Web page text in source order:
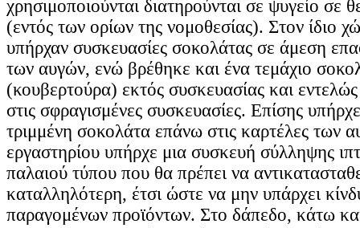
χρησιμοποιούνται διατηρούνται σε ψυγείο σε
(εντός των ορίων της νομοθεσίας). Στον ίδιο
υπήρχαν συσκευασίες σοκολάτας σε άμεση
των αυγών, ενώ βρέθηκε και ένα τεμάχιο
(κουβερτούρα) εκτός συσκευασίας και
στις σφραγισμένες συσκευασίες. Επίσης
τριμμένη σοκολάτα επάνω στις καρτέλες των
εργαστηρίου υπήρχε μια συσκευή σύλληψης
παλαιού τύπου που θα πρέπει να
καταλληλότερη, έτσι ώστε να μην υπάρχει
παραγομένων προϊόντων. Στο δάπεδο, κάτω